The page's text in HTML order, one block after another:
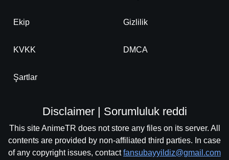
Ekip Gizlilik
KVKK DMCA
Şartlar
Disclaimer | Sorumluluk reddi
This site AnimeTR does not store any files on its server. All
contents are provided by non-affiliated third parties. In case
of any copyright issues, contactfansubayyildiz@gmail.com